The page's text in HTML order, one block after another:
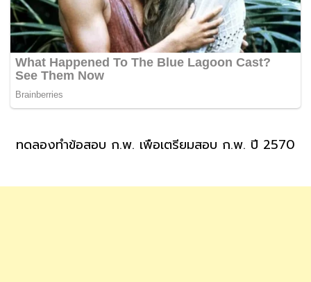
ทดลองทำข้อสอบ ก.พ. เพื่อเตรียมสอบ ก.พ. ปี 2570